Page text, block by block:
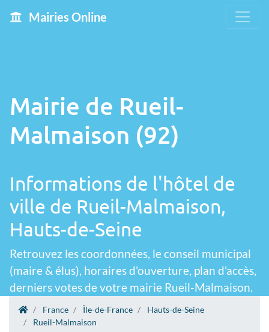
Mairies Online
Mairie de Rueil-
Malmaison (92)
Informations de l'hôtel de
ville de Rueil-Malmaison,
Hauts-de-Seine
Retrouvez les coordonnées, le conseil municipal
(maire & élus), horaires d'ouverture, plan d'accès,
derniers votes de votre mairie Rueil-Malmaison.
France Île-de-France
Hauts-de-Seine
Rueil-Malmaison